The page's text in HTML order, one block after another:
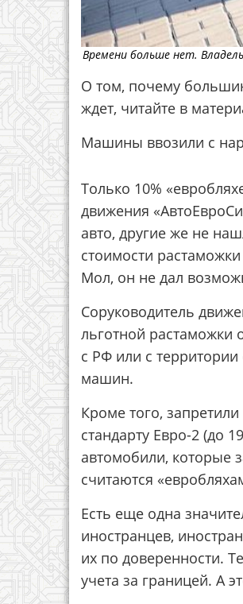
Времени больше нет.
О том, почему
ждет, читайте в
Машины ввозили с
Только 10%
движения
авто, другие же не
стоимости
Мол, он не дал
Соруководитель
льготной растаможки
с РФ или с
машин.
Кроме того,
стандарту Евро-2 (до
автомобили, которые
считаются
Есть еще одна
иностранцев,
их по доверенности.
учета за границей. А